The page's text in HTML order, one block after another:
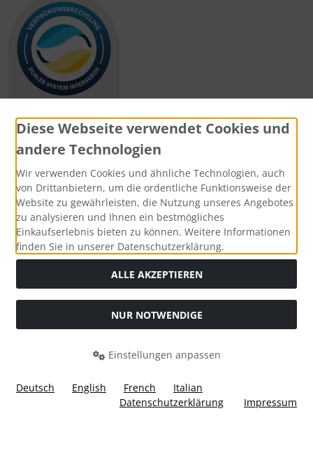
Zahlungsmethoden
Social Media
Widerrufsformular
Diese Webseite verwendet Cookies und
andere Technologien
Wir verwenden Cookies und ähnliche Technologien, auch
von Drittanbietern, um die ordentliche Funktionsweise der
Website zu gewährleisten, die Nutzung unseres Angebotes
zu analysieren und Ihnen ein bestmögliches
Einkaufserlebnis bieten zu können. Weitere Informationen
finden Sie in unserer Datenschutzerklärung.
ALLE AKZEPTIEREN
NUR NOTWENDIGE
Einstellungen anpassen
Deutsch English French
Italian
Datenschutzerklärung
Impressum